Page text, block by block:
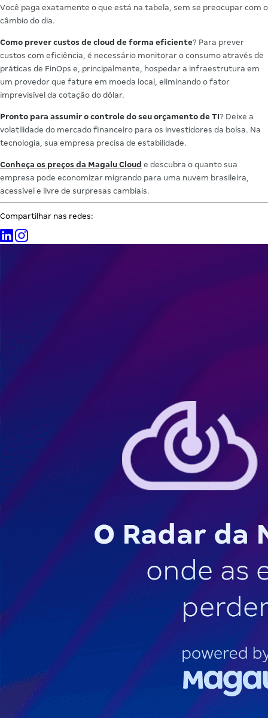
Você paga exatamente o que está na tabela, sem se preocupar com o
câmbio do dia.
Como prever custos de cloud de forma eficiente? Para prever
custos com eficiência, é necessário monitorar o consumo através de
práticas de FinOps e, principalmente, hospedar a infraestrutura em
um provedor que fature em moeda local, eliminando o fator
imprevisível da cotação do dólar.
Pronto para assumir o controle do seu orçamento de TI? Deixe a
volatilidade do mercado financeiro para os investidores da bolsa. Na
tecnologia, sua empresa precisa de estabilidade.
Conheça os preços da Magalu Cloud e descubra o quanto sua
empresa pode economizar migrando para uma nuvem brasileira,
acessível e livre de surpresas cambiais.
Compartilhar nas redes: